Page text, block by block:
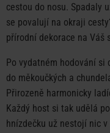
cestou do nosu. Spadaly
se povalují na okraji
přírodní dekorace na Váš
Po vydatném hodování
do měkoučkých a
Přirozeně harmonicky
Každý host si tak udělá
hnízdečku už nestojí nic v